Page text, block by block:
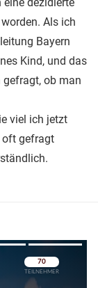
Als ich
Bayern
Kind, und das
ob man
viel ich jetzt
oft gefragt
Überspringen